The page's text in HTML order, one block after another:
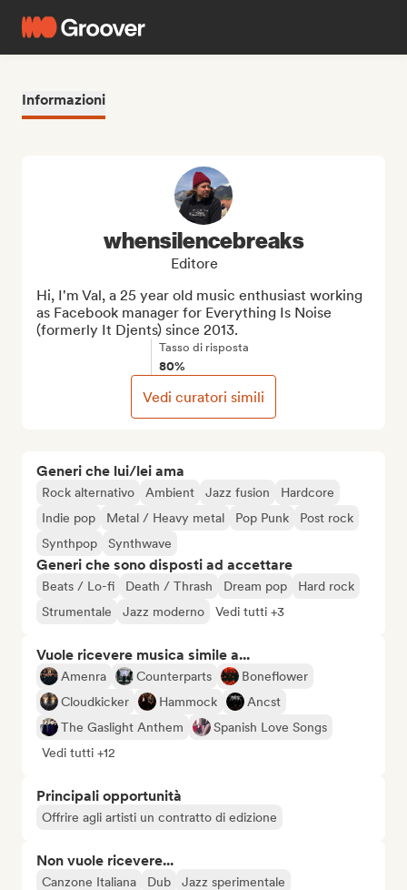
Informazioni
Generi che lui/lei ama
Rock alternativo Ambient Jazz fusion
Hardcore
Indie pop
Metal / Heavy metal Pop Punk
Post rock
Synthpop
Synthwave
Generi che sono disposti ad accettare
Beats / Lo-fi Death / Thrash Dream pop
Hard rock
Strumentale
Jazz moderno Vedi tutti +3
Vuole ricevere musica simile a...
Amenra Counterparts
Boneflower
Cloudkicker
Hammock
Ancst
The Gaslight Anthem
Spanish Love Songs
Vedi tutti +12
Principali opportunità
Offrire agli artisti un contratto di edizione
Non vuole ricevere...
Canzone Italiana Dub
Jazz sperimentale
whensilencebreaks
Editore
Hi, I'm Val, a 25 year old music enthusiast working
as Facebook manager for Everything Is Noise
(formerly It Djents) since 2013.
Tasso di risposta
80%
Vedi curatori simili